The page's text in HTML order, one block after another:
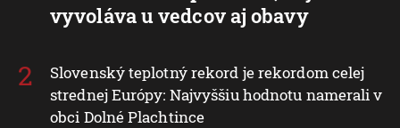
vyvoláva u vedcov aj obavy
Slovenský teplotný rekord je rekordom celej
strednej Európy: Najvyššiu hodnotu namerali v
obci Dolné Plachtince